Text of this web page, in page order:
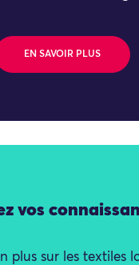
EN SAVOIR PLUS
vos
plus sur les textiles